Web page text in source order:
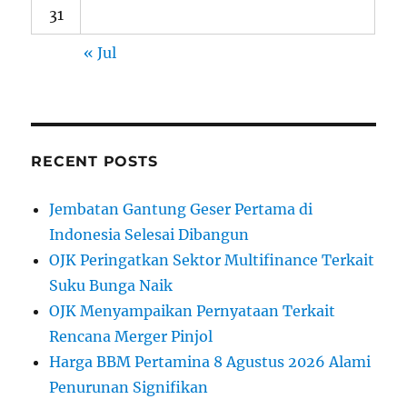
31
« Jul
RECENT POSTS
Jembatan Gantung Geser Pertama di
Indonesia Selesai Dibangun
OJK Peringatkan Sektor Multifinance Terkait
Suku Bunga Naik
OJK Menyampaikan Pernyataan Terkait
Rencana Merger Pinjol
Harga BBM Pertamina 8 Agustus 2026 Alami
Penurunan Signifikan